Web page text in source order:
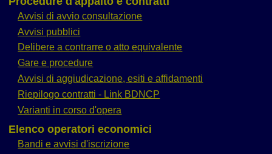
Avvisi di avvio consultazione
Avvisi pubblici
Delibere a contrarre o atto equivalente
Gare e procedure
Avvisi di aggiudicazione, esiti e affidamenti
Riepilogo contratti - Link BDNCP
Varianti in corso d'opera
Elenco operatori economici
Bandi e avvisi d'iscrizione